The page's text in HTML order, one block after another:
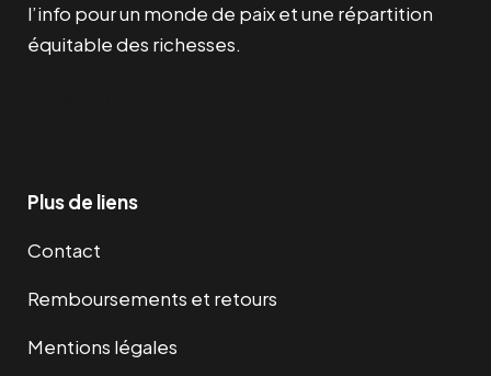
l’info pour un monde de paix et une répartition
équitable des richesses.
Plus de liens
Contact
Remboursements et retours
Mentions légales